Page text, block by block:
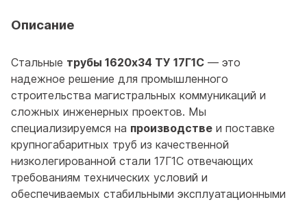
Описание
Стальные трубы 1620x34 ТУ 17Г1С — это
надежное решение для промышленного
строительства магистральных коммуникаций и
сложных инженерных проектов. Мы
специализируемся на производстве и поставке
крупногабаритных труб из качественной
низколегированной стали 17Г1С отвечающих
требованиям технических условий и
обеспечиваемых стабильными эксплуатационными